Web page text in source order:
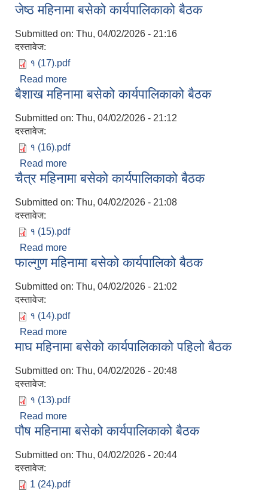
जेष्ठ महिनामा बसेको कार्यपालिकाको बैठक
Submitted on: Thu, 04/02/2026 - 21:16
दस्तावेज:
१ (17).pdf
Read more
बैशाख महिनामा बसेको कार्यपालिकाको बैठक
Submitted on: Thu, 04/02/2026 - 21:12
दस्तावेज:
१ (16).pdf
Read more
चैत्र महिनामा बसेको कार्यपालिकाको बैठक
Submitted on: Thu, 04/02/2026 - 21:08
दस्तावेज:
१ (15).pdf
Read more
फाल्गुण महिनामा बसेको कार्यपालिको बैठक
Submitted on: Thu, 04/02/2026 - 21:02
दस्तावेज:
१ (14).pdf
Read more
माघ महिनामा बसेको कार्यपालिकाको पहिलो बैठक
Submitted on: Thu, 04/02/2026 - 20:48
दस्तावेज:
१ (13).pdf
Read more
पौष महिनामा बसेको कार्यपालिकाको बैठक
Submitted on: Thu, 04/02/2026 - 20:44
दस्तावेज:
1 (24).pdf